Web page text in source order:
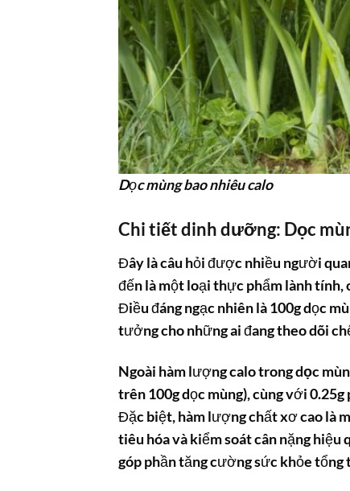
Dọc mùng bao nhiêu calo
Chi tiết dinh dưỡng: Dọc
Đây là câu hỏi được nhiều người
đến là một loại thực phẩm lành
Điều đáng ngạc nhiên là 100g dọc
tưởng cho những ai đang theo dõi
Ngoài hàm lượngcalo trong dọc
trên 100g dọc mùng), cùng với
Đặc biệt, hàm lượng chất xơ cao là
tiêu hóa và kiểm soát cân nặng hiệu
góp phần tăng cường sức khỏe tổng